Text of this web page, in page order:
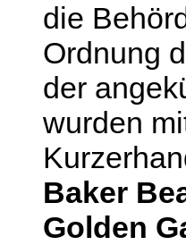
die
Ordnung
der
wurden
Baker
Golden